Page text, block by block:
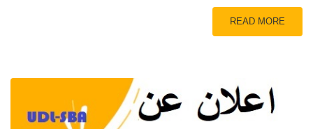
READ MORE